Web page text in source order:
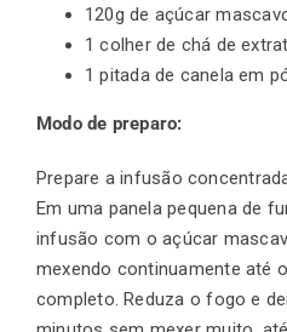
120g de açúcar
1 colher de chá de
1 pitada de canela em
Modo de preparo:
Prepare a infusão
Em uma panela pequena de
infusão com o açúcar
mexendo continuamente até
completo. Reduza o fogo e